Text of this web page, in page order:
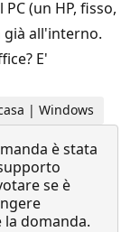
(un HP, fisso,
all'interno.
E'
| Windows
è stata
se è
domanda.